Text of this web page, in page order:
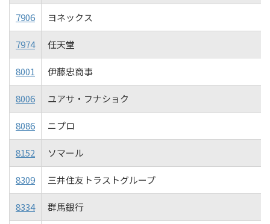
7906 ヨネックス
7974 任天堂
8001 伊藤忠商事
8006 ユアサ・フナショク
8086 ニプロ
8152 ソマール
8309 三井住友トラストグループ
8334 群馬銀行